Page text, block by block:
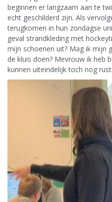
beginnen er langzaam aan te
echt geschilderd zijn. Als
terugkomen in hun zondagse
geval strandkleding met
mijn schoenen uit? Mag ik mijn
de kluis doen? Mevrouw ik heb
kunnen uiteindelijk toch nog